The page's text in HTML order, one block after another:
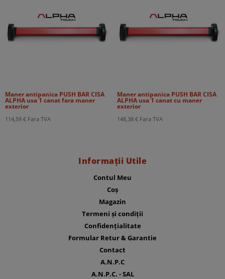
Maner antipanica PUSH BAR CISA
ALPHA usa 1 canat fara maner
exterior
114,59 € Fara TVA
Maner antipanica PUSH BAR CISA
ALPHA usa 1 canat cu maner
exterior
148,38 € Fara TVA
Informații Utile
Contul Meu
Coș
Magazin
Termeni și condiții
Confidențialitate
Formular Retur & Garantie
Contact
A.N.P.C
A.N.P.C. - SAL